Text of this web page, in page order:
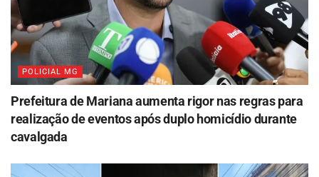
POLICIAL MG
Prefeitura de Mariana aumenta rigor nas regras para
realização de eventos após duplo homicídio durante
cavalgada